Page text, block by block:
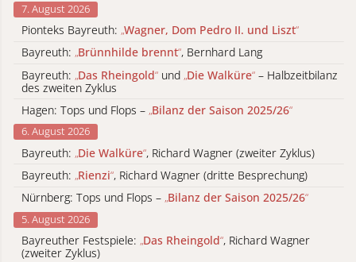
7. August 2026
Pionteks Bayreuth: „Wagner, Dom Pedro II. und Liszt“
Bayreuth: „Brünnhilde brennt“, Bernhard Lang
Bayreuth: „Das Rheingold“ und „Die Walküre“ – Halbzeitbilanz
des zweiten Zyklus
Hagen: Tops und Flops – „Bilanz der Saison 2025/26“
6. August 2026
Bayreuth: „Die Walküre“, Richard Wagner (zweiter Zyklus)
Bayreuth: „Rienzi“, Richard Wagner (dritte Besprechung)
Nürnberg: Tops und Flops – „Bilanz der Saison 2025/26“
5. August 2026
Bayreuther Festspiele: „Das Rheingold“, Richard Wagner
(zweiter Zyklus)